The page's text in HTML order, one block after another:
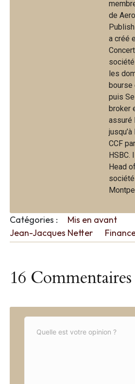
de
a créé
les
bourse
puis
broker
assuré
CCF
HSBC.
Head
Catégories :
Mis en avant
Jean-Jacques Netter
16 Commentaires
C